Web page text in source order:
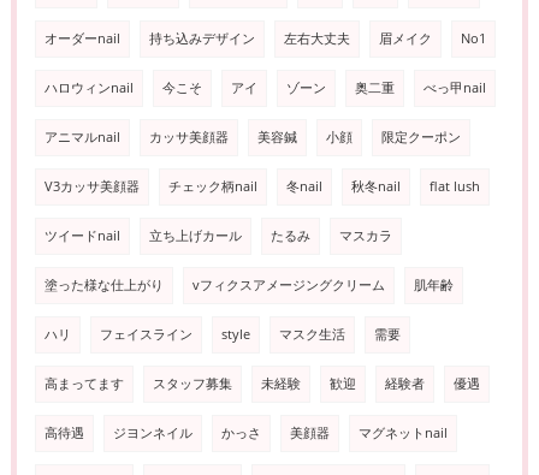
オーダーnail 持ち込みデザイン 左右大丈夫 眉メイク No1
ハロウィンnail 今こそ アイ ゾーン 奥二重 べっ甲nail
アニマルnail カッサ美顔器 美容鍼 小顔 限定クーポン
V3カッサ美顔器 チェック柄nail 冬nail 秋冬nail flat lush
ツイードnail 立ち上げカール たるみ マスカラ
塗った様な仕上がり vフィクスアメージングクリーム 肌年齢
ハリ フェイスライン style マスク生活 需要
高まってます スタッフ募集 未経験 歓迎 経験者 優遇
高待遇 ジヨンネイル かっさ 美顔器 マグネットnail